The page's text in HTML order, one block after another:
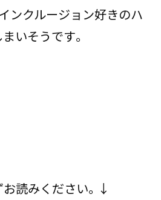
ンクルージョン好きのハ
いそうです。
読みください。↓